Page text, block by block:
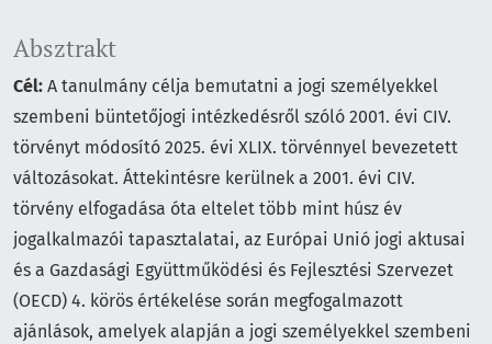
Absztrakt
Cél: A tanulmány célja bemutatni a jogi személyekkel
szembeni büntetőjogi intézkedésről szóló 2001. évi CIV.
törvényt módosító 2025. évi XLIX. törvénnyel bevezetett
változásokat. Áttekintésre kerülnek a 2001. évi CIV.
törvény elfogadása óta eltelet több mint húsz év
jogalkalmazói tapasztalatai, az Európai Unió jogi aktusai
és a Gazdasági Együttműködési és Fejlesztési Szervezet
(OECD) 4. körös értékelése során megfogalmazott
ajánlások, amelyek alapján a jogi személyekkel szembeni